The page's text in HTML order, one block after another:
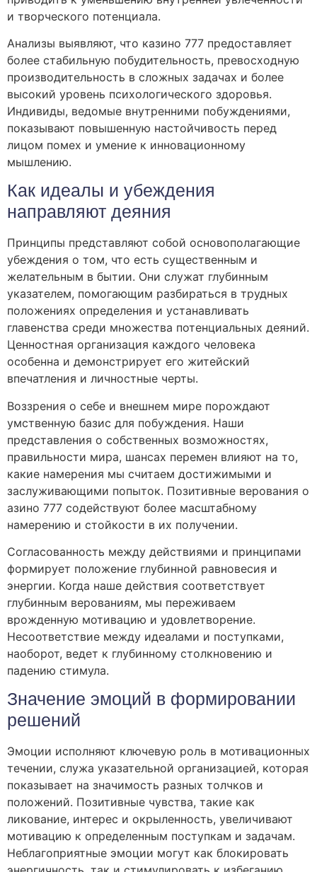
и творческого потенциала.
Анализы выявляют, что казино 777 предоставляет
более стабильную побудительность, превосходную
производительность в сложных задачах и более
высокий уровень психологического здоровья.
Индивиды, ведомые внутренними побуждениями,
показывают повышенную настойчивость перед
лицом помех и умение к инновационному
мышлению.
Как идеалы и убеждения
направляют деяния
Принципы представляют собой основополагающие
убеждения о том, что есть существенным и
желательным в бытии. Они служат глубинным
указателем, помогающим разбираться в трудных
положениях определения и устанавливать
главенства среди множества потенциальных деяний.
Ценностная организация каждого человека
особенна и демонстрирует его житейский
впечатления и личностные черты.
Воззрения о себе и внешнем мире порождают
умственную базис для побуждения. Наши
представления о собственных возможностях,
правильности мира, шансах перемен влияют на то,
какие намерения мы считаем достижимыми и
заслуживающими попыток. Позитивные верования о
азино 777 содействуют более масштабному
намерению и стойкости в их получении.
Согласованность между действиями и принципами
формирует положение глубинной равновесия и
энергии. Когда наше действия соответствует
глубинным верованиям, мы переживаем
врожденную мотивацию и удовлетворение.
Несоответствие между идеалами и поступками,
наоборот, ведет к глубинному столкновению и
падению стимула.
Значение эмоций в формировании
решений
Эмоции исполняют ключевую роль в мотивационных
течении, служа указательной организацией, которая
показывает на значимость разных толчков и
положений. Позитивные чувства, такие как
ликование, интерес и окрыленность, увеличивают
мотивацию к определенным поступкам и задачам.
Неблагоприятные эмоции могут как блокировать